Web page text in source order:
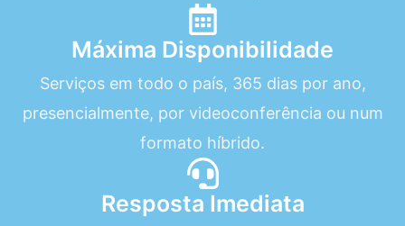
Máxima Disponibilidade
Serviços em todo o país, 365 dias por ano,
presencialmente, por videoconferência ou num
formato híbrido.
Resposta Imediata